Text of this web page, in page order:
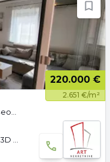
220.000 €
2.651 €/m²
Učiteljsko Naselje, Zvezdara opština, Beograd
Agencija • Uknjižen • Prazno • Parking • 3D tura • Video